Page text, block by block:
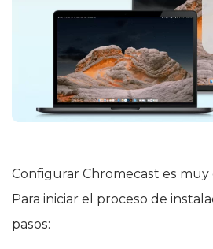
Configurar Chromecast es muy
Para iniciar el proceso de
pasos: